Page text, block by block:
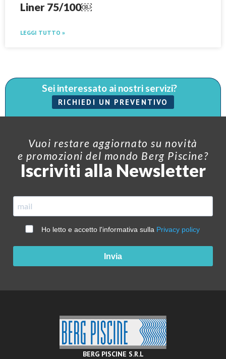
Liner 75/100￼
LEGGI TUTTO »
Sei interessato ai nostri servizi?
RICHIEDI UN PREVENTIVO
Vuoi restare aggiornato su novità
e promozioni del mondo Berg Piscine?
Iscriviti alla Newsletter
Ho letto e accetto l'informativa sulla Privacy policy
Invia
BERG PISCINE S.R.L